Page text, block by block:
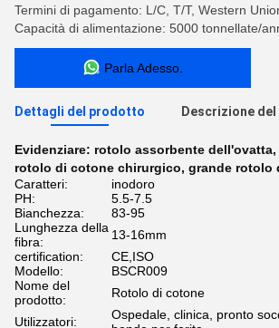
Termini di pagamento: L/C, T/T, Western
Capacità di alimentazione: 5000 tonnellate/
Parla Adesso.
Dettagli del prodotto Descrizione
Evidenziare: rotolo assorbente dell'ovatta,
rotolo di cotone chirurgico, grande rotolo
Caratteri:
inodoro
PH:
5.5-7.5
Bianchezza:
83-95
Lunghezza della
fibra:
13-16mm
certification:
CE,ISO
Modello:
BSCR009
Nome del
prodotto:
Rotolo di cotone
Utilizzatori:
Ospedale, clinica, pronto